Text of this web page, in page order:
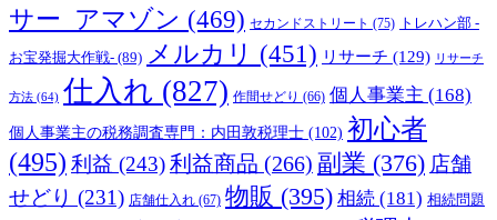
サー_アマゾン (469) セカンドストリート (75) トレハン部 -
お宝発掘大作戦- (89) メルカリ (451) リサーチ (129) リサーチ
方法 (64) 仕入れ (827) 作間せどり (66) 個人事業主 (168)
個人事業主の税務調査専門：内田敦税理士 (102) 初心者
(495) 利益 (243)利益商品 (266) 副業 (376) 店舗
せどり (231) 店舗仕入れ (67) 物販 (395) 相続 (181) 相続問題